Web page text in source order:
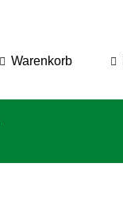
Warenkorb